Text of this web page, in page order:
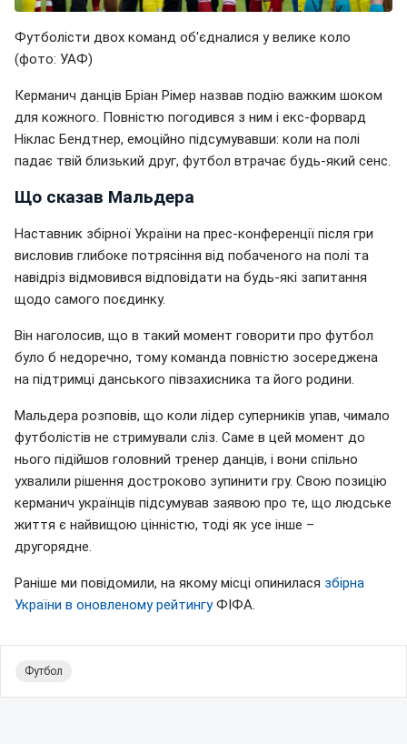
Футболісти двох команд об'єдналися у велике коло
(фото: УАФ)
Керманич данців Бріан Рімер назвав подію важким шоком
для кожного. Повністю погодився з ним і екс-форвард
Ніклас Бендтнер, емоційно підсумувавши: коли на полі
падає твій близький друг, футбол втрачає будь-який сенс.
Що сказав Мальдера
Наставник збірної України на прес-конференції після гри
висловив глибоке потрясіння від побаченого на полі та
навідріз відмовився відповідати на будь-які запитання
щодо самого поєдинку.
Він наголосив, що в такий момент говорити про футбол
було б недоречно, тому команда повністю зосереджена
на підтримці данського півзахисника та його родини.
Мальдера розповів, що коли лідер суперників упав, чимало
футболістів не стримували сліз. Саме в цей момент до
нього підійшов головний тренер данців, і вони спільно
ухвалили рішення достроково зупинити гру. Свою позицію
керманич українців підсумував заявою про те, що людське
життя є найвищою цінністю, тоді як усе інше –
другорядне.
Раніше ми повідомили, на якому місці опинилася збірна
України в оновленому рейтингуФІФА.
Футбол